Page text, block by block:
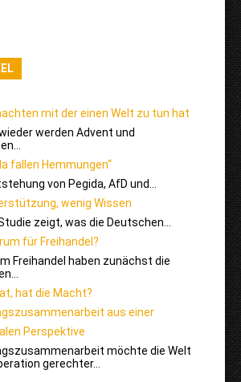
mit der einen Welt zu tun hat
werden Advent und
fallen Hemmungen“
von Pegida, AfD und…
wenig Wissen
zeigt, was die Deutschen…
für Freihandel?
Freihandel haben zunächst die
hat die Macht?
aus einer
Perspektive
möchte die Welt
gerechter…